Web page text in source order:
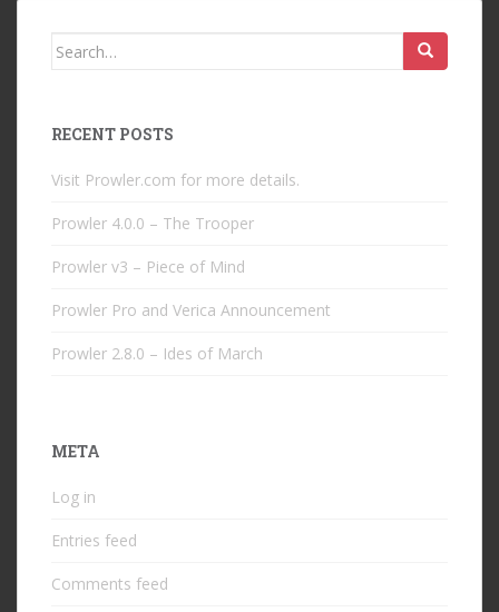
Search
RECENT POSTS
Visit Prowler.com for more details.
Prowler 4.0.0 – The Trooper
Prowler v3 – Piece of Mind
Prowler Pro and Verica Announcement
Prowler 2.8.0 – Ides of March
META
Log in
Entries feed
Comments feed